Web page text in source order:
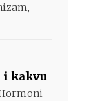
i kakvu